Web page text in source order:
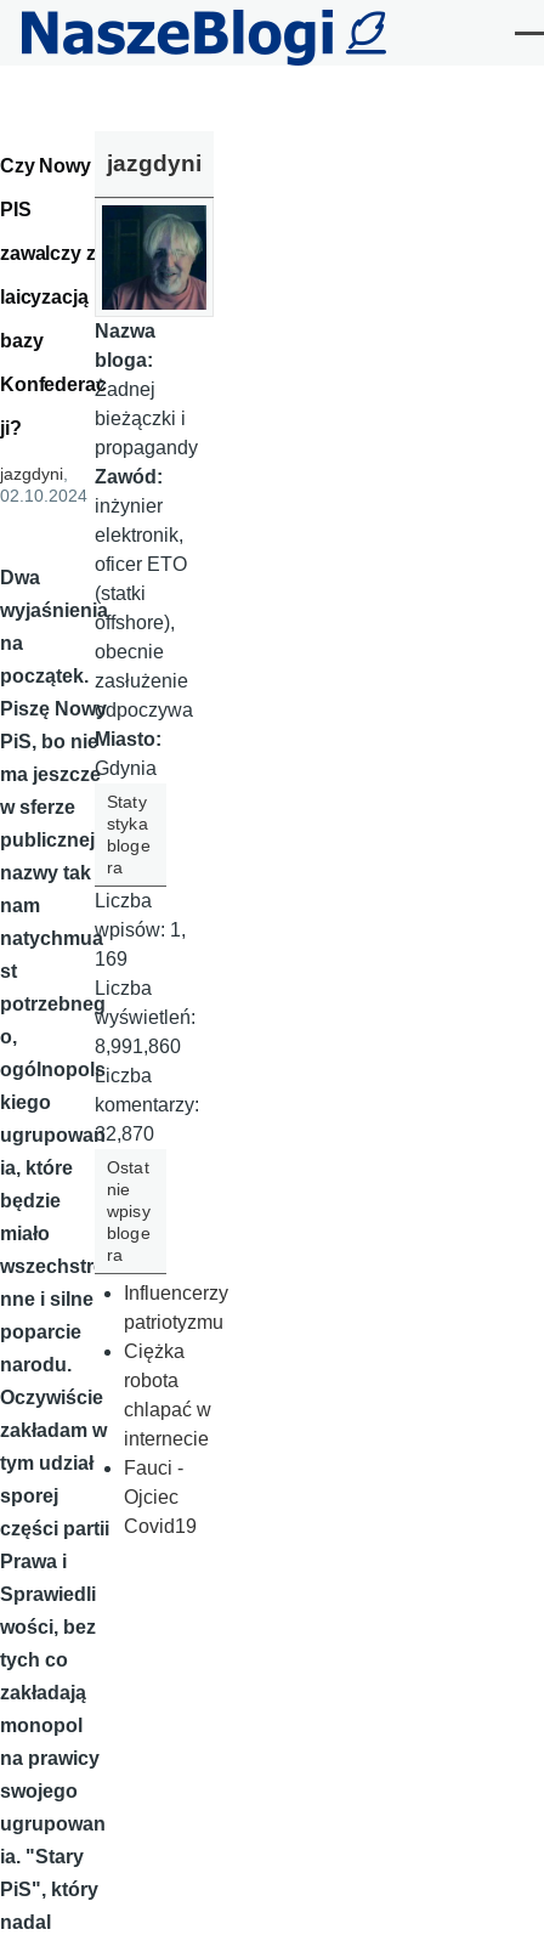
Przejdź do treści
Czy Nowy
PIS
zawalczy z
laicyzacją
bazy
Konfederac
ji?
jazgdyni,
02.10.2024
Dwa
wyjaśnienia
na
początek.
Piszę Nowy
PiS, bo nie
ma jeszcze
w sferze
publicznej
nazwy tak
nam
natychmua
st
potrzebneg
o,
ogólnopols
kiego
ugrupowan
ia, które
będzie
miało
wszechstro
nne i silne
poparcie
narodu.
Oczywiście
zakładam w
tym udział
sporej
części partii
Prawa i
Sprawiedli
wości, bez
tych co
zakładają
monopol
na prawicy
swojego
ugrupowan
ia. "Stary
PiS", który
nadal
jazgdyni
Nazwa
bloga:
Żadnej
bieżączki i
propagandy
Zawód:
inżynier
elektronik,
oficer ETO
(statki
offshore),
obecnie
zasłużenie
odpoczywa
Miasto:
Gdynia
Staty
styka
bloge
ra
Liczba
wpisów: 1,
169
Liczba
wyświetleń:
8,991,860
Liczba
komentarzy:
32,870
Ostat
nie
wpisy
bloge
ra
Influencerzy
patriotyzmu
Ciężka
robota
chlapać w
internecie
Fauci -
Ojciec
Covid19